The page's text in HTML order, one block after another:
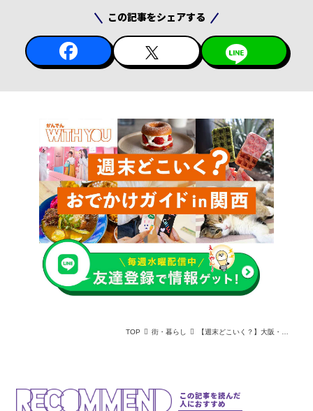
この記事をシェアする
TOP 街・暮らし
この記事を読んだ
人におすすめ